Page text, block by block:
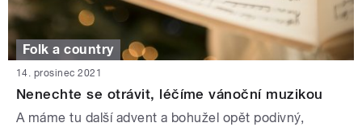
Folk a country
14. prosinec 2021
Nenechte se otrávit, léčíme vánoční muzikou
A máme tu další advent a bohužel opět podivný,